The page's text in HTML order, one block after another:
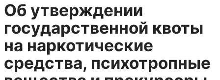
Об утверждении
государственной квоты
на наркотические
средства, психотропные